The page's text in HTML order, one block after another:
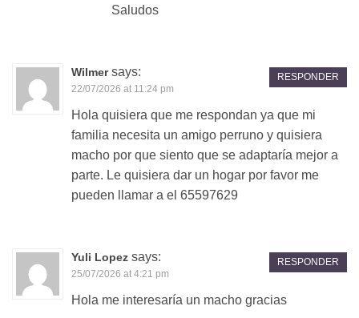
Saludos
Wilmer says:
22/07/2026 at 11:24 pm
RESPONDER
Hola quisiera que me respondan ya que mi
familia necesita un amigo perruno y quisiera
macho por que siento que se adaptaría mejor a
parte. Le quisiera dar un hogar por favor me
pueden llamar a el 65597629
Yuli Lopez says:
25/07/2026 at 4:21 pm
RESPONDER
Hola me interesaría un macho gracias